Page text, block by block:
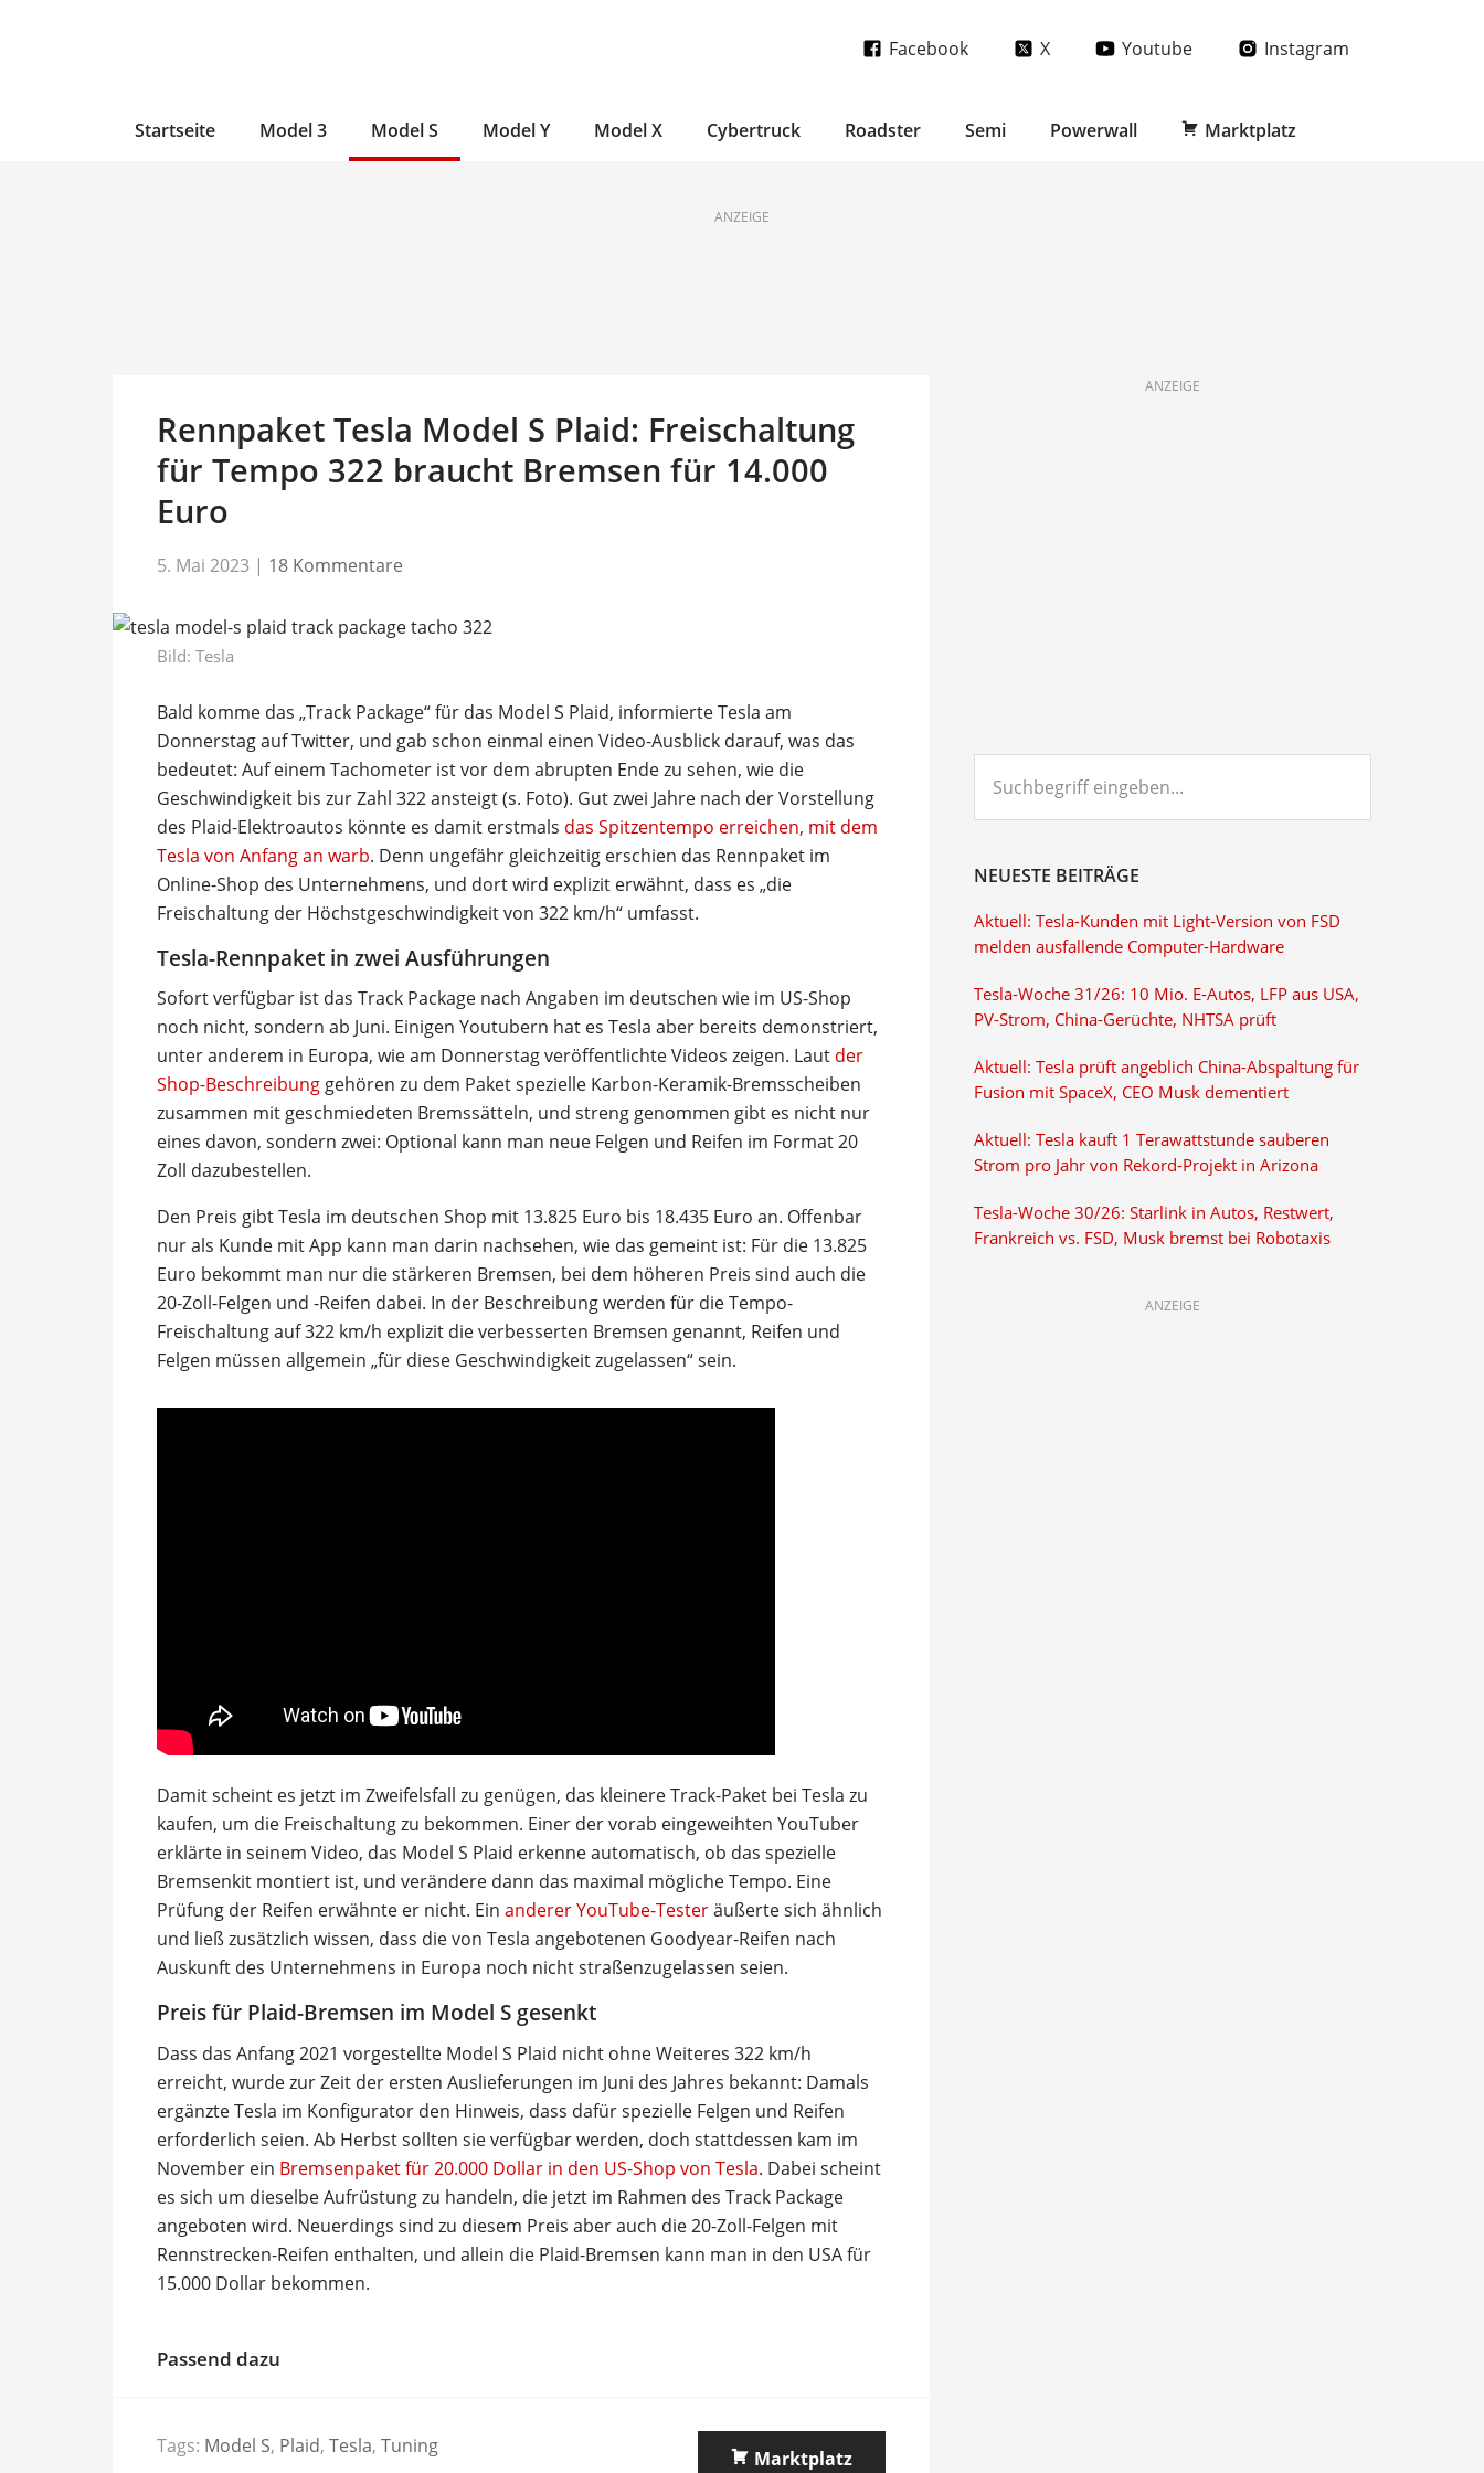
Facebook X Youtube Instagram
Startseite Model 3 Model S Model Y Model X Cybertruck Roadster Semi Powerwall Marktplatz
ANZEIGE
Rennpaket Tesla Model S Plaid: Freischaltung
für Tempo 322 braucht Bremsen für 14.000
Euro
5. Mai 2023 | 18 Kommentare
Bild: Tesla
Bald komme das „Track Package“ für das Model S Plaid, informierte Tesla am
Donnerstag auf Twitter, und gab schon einmal einen Video-Ausblick darauf, was das
bedeutet: Auf einem Tachometer ist vor dem abrupten Ende zu sehen, wie die
Geschwindigkeit bis zur Zahl 322 ansteigt (s. Foto). Gut zwei Jahre nach der Vorstellung
des Plaid-Elektroautos könnte es damit erstmals das Spitzentempo erreichen, mit dem
Tesla von Anfang an warb. Denn ungefähr gleichzeitig erschien das Rennpaket im
Online-Shop des Unternehmens, und dort wird explizit erwähnt, dass es „die
Freischaltung der Höchstgeschwindigkeit von 322 km/h“ umfasst.
Tesla-Rennpaket in zwei Ausführungen
Sofort verfügbar ist das Track Package nach Angaben im deutschen wie im US-Shop
noch nicht, sondern ab Juni. Einigen Youtubern hat es Tesla aber bereits demonstriert,
unter anderem in Europa, wie am Donnerstag veröffentlichte Videos zeigen. Laut der
Shop-Beschreibung gehören zu dem Paket spezielle Karbon-Keramik-Bremsscheiben
zusammen mit geschmiedeten Bremssätteln, und streng genommen gibt es nicht nur
eines davon, sondern zwei: Optional kann man neue Felgen und Reifen im Format 20
Zoll dazubestellen.
Den Preis gibt Tesla im deutschen Shop mit 13.825 Euro bis 18.435 Euro an. Offenbar
nur als Kunde mit App kann man darin nachsehen, wie das gemeint ist: Für die 13.825
Euro bekommt man nur die stärkeren Bremsen, bei dem höheren Preis sind auch die
20-Zoll-Felgen und -Reifen dabei. In der Beschreibung werden für die Tempo-
Freischaltung auf 322 km/h explizit die verbesserten Bremsen genannt, Reifen und
Felgen müssen allgemein „für diese Geschwindigkeit zugelassen“ sein.
Damit scheint es jetzt im Zweifelsfall zu genügen, das kleinere Track-Paket bei Tesla zu
kaufen, um die Freischaltung zu bekommen. Einer der vorab eingeweihten YouTuber
erklärte in seinem Video, das Model S Plaid erkenne automatisch, ob das spezielle
Bremsenkit montiert ist, und verändere dann das maximal mögliche Tempo. Eine
Prüfung der Reifen erwähnte er nicht. Ein anderer YouTube-Testeräußerte sich ähnlich
und ließ zusätzlich wissen, dass die von Tesla angebotenen Goodyear-Reifen nach
Auskunft des Unternehmens in Europa noch nicht straßenzugelassen seien.
Preis für Plaid-Bremsen im Model S gesenkt
Dass das Anfang 2021 vorgestellte Model S Plaid nicht ohne Weiteres 322 km/h
erreicht, wurde zur Zeit der ersten Auslieferungen im Juni des Jahres bekannt: Damals
ergänzte Tesla im Konfigurator den Hinweis, dass dafür spezielle Felgen und Reifen
erforderlich seien. Ab Herbst sollten sie verfügbar werden, doch stattdessen kam im
November ein Bremsenpaket für 20.000 Dollar in den US-Shop von Tesla. Dabei scheint
es sich um dieselbe Aufrüstung zu handeln, die jetzt im Rahmen des Track Package
angeboten wird. Neuerdings sind zu diesem Preis aber auch die 20-Zoll-Felgen mit
Rennstrecken-Reifen enthalten, und allein die Plaid-Bremsen kann man in den USA für
15.000 Dollar bekommen.
Passend dazu
Tags: Model S, Plaid, Tesla, Tuning
Marktplatz
ANZEIGE
eingeben...
NEUESTE BEITRÄGE
Aktuell: Tesla-Kunden mit Light-Version von FSD
melden ausfallende Computer-Hardware
Tesla-Woche 31/26: 10 Mio. E-Autos, LFP aus USA,
PV-Strom, China-Gerüchte, NHTSA prüft
Aktuell: Tesla prüft angeblich China-Abspaltung für
Fusion mit SpaceX, CEO Musk dementiert
Aktuell: Tesla kauft 1 Terawattstunde sauberen
Strom pro Jahr von Rekord-Projekt in Arizona
Tesla-Woche 30/26: Starlink in Autos, Restwert,
Frankreich vs. FSD, Musk bremst bei Robotaxis
ANZEIGE